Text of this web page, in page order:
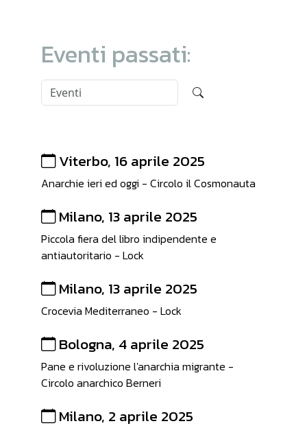
Eventi passati:
Viterbo, 16 aprile 2025
Anarchie ieri ed oggi - Circolo il Cosmonauta
Milano, 13 aprile 2025
Piccola fiera del libro indipendente e
antiautoritario - Lock
Milano, 13 aprile 2025
Crocevia Mediterraneo - Lock
Bologna, 4 aprile 2025
Pane e rivoluzione l'anarchia migrante -
Circolo anarchico Berneri
Milano, 2 aprile 2025